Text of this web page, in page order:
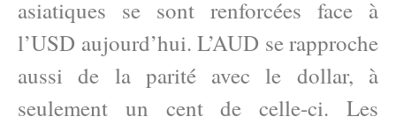
asiatiques se sont renforcées face à
l’USD aujourd’hui. L’AUD se rapproche
aussi de la parité avec le dollar, à
seulement un cent de celle-ci. Les